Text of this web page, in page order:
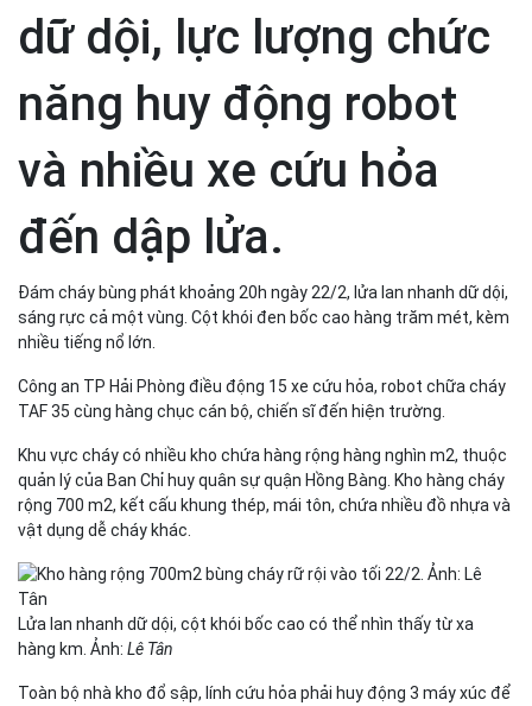
dữ dội, lực lượng chức
năng huy động robot
và nhiều xe cứu hỏa
đến dập lửa.
Đám cháy bùng phát khoảng 20h ngày 22/2, lửa lan nhanh dữ dội,
sáng rực cả một vùng. Cột khói đen bốc cao hàng trăm mét, kèm
nhiều tiếng nổ lớn.
Công an TP Hải Phòng điều động 15 xe cứu hỏa, robot chữa cháy
TAF 35 cùng hàng chục cán bộ, chiến sĩ đến hiện trường.
Khu vực cháy có nhiều kho chứa hàng rộng hàng nghìn m2, thuộc
quản lý của Ban Chỉ huy quân sự quận Hồng Bàng. Kho hàng cháy
rộng 700 m2, kết cấu khung thép, mái tôn, chứa nhiều đồ nhựa và
vật dụng dễ cháy khác.
Lửa lan nhanh dữ dội, cột khói bốc cao có thể nhìn thấy từ xa
hàng km. Ảnh: Lê Tân
Toàn bộ nhà kho đổ sập, lính cứu hỏa phải huy động 3 máy xúc để